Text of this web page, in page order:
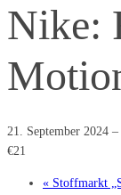
Nike:
21. September 2024 –
€21
« Stoffmarkt